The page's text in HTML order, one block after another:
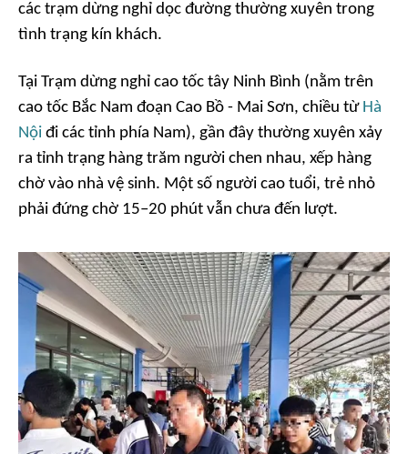
các trạm dừng nghỉ dọc đường thường xuyên trong
tình trạng kín khách.
Tại Trạm dừng nghỉ cao tốc tây Ninh Bình (nằm trên
cao tốc Bắc Nam đoạn Cao Bồ - Mai Sơn, chiều từ Hà
Nội đi các tỉnh phía Nam), gần đây thường xuyên xảy
ra tỉnh trạng hàng trăm người chen nhau, xếp hàng
chờ vào nhà vệ sinh. Một số người cao tuổi, trẻ nhỏ
phải đứng chờ 15–20 phút vẫn chưa đến lượt.